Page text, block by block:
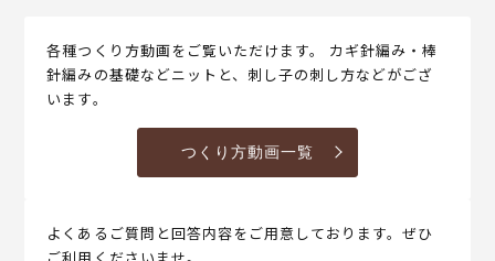
各種つくり方動画をご覧いただけます。 カギ針編み・棒
針編みの基礎などニットと、刺し子の刺し方などがござ
います。
つくり方動画一覧
よくあるご質問と回答内容をご用意しております。ぜひ
ご利用くださいませ。